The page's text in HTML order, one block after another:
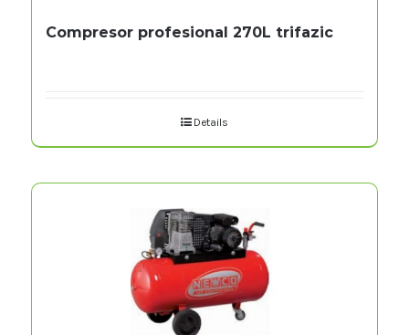
Compresor profesional 270L trifazic
Details